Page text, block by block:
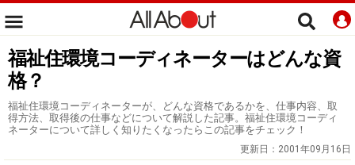
福祉住環境コーディネーターはどんな資
格？
福祉住環境コーディネーターが、どんな資格であるかを、仕事内容、取
得方法、取得後の仕事などについて解説した記事。福祉住環境コーディ
ネーターについて詳しく知りたくなったらこの記事をチェック！
更新日： 2001年09月16日